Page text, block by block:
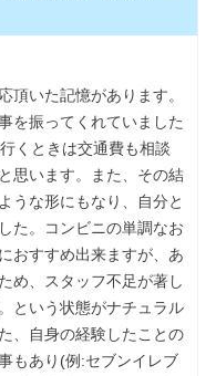
頂いた記憶があります。
を振ってくれていました
くときは交通費も相談
思います。また、その結
うな形にもなり、自分と
た。コンビニの単調なお
おすすめ出来ますが、あ
め、スタッフ不足が著し
という状態がナチュラル
、自身の経験したことの
もあり(例:セブンイレブ